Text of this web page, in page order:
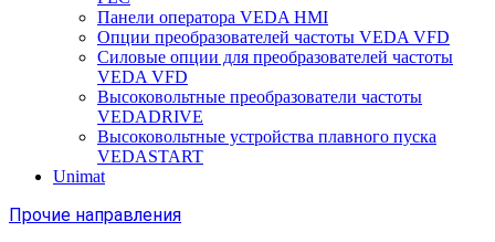
Панели оператора VEDA HMI
Опции преобразователей частоты VEDA VFD
Силовые опции для преобразователей частоты
VEDA VFD
Высоковольтные преобразователи частоты
VEDADRIVE
Высоковольтные устройства плавного пуска
VEDASTART
Unimat
Прочие направления